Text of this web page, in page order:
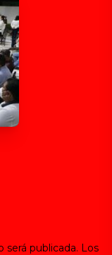
será publicada. Los